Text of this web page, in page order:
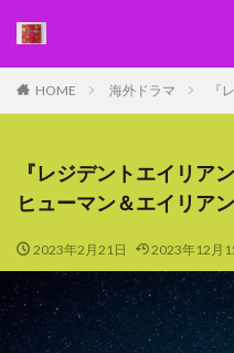
HOME 海外ドラマ 『
『レジデントエイリア
ヒューマン＆エイリア
2023年2月21日 2023年12月
WEB デザイン SEO
カテゴリー